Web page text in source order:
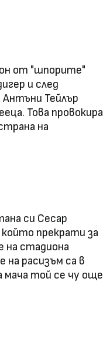
от "шпорите"
и след
Тейлър
Това провокира
на
си Сесар
прекрати за
на стадиона
на расизъм са в
мача той се чу още